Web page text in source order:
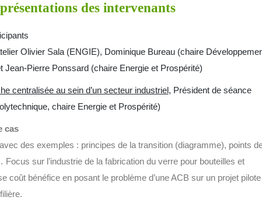
des intervenants
Olivier Sala (ENGIE), Dominique Bureau (chaire
Jean-Pierre Ponssard (chaire Energie et Prospérité)
centralisée au sein d’un secteur industriel, Président de séance
chaire Energie et Prospérité)
cas
des exemples : principes de la transition (diagramme), points
sur l’industrie de la fabrication du verre pour bouteilles et
coût bénéfice en posant le problème d’une ACB sur un projet